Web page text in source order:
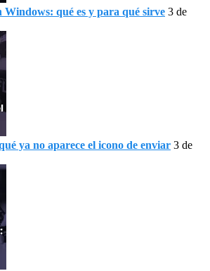
Windows: qué es y para qué sirve 3 de
ya no aparece el icono de enviar 3 de